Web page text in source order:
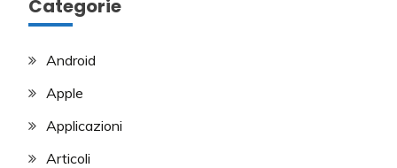
Categorie
Android
Apple
Applicazioni
Articoli